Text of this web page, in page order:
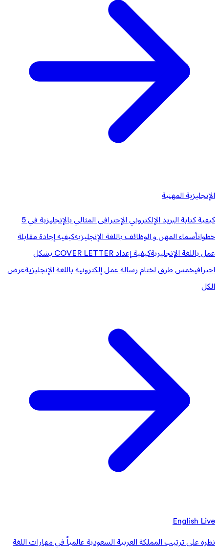
الإنجليزية المهنية
كيفية كتابة البريد الإلكتروني الإحترافى المثالي بالإنجليزية في 5
خطواتأسماء المهن و الوظائف باللغة الإنجليزيةكيفية إجادة مقابلة
عمل باللغة الإنجليزية
كيفية إعداد COVER LETTER بشكل
احترافيخمس طرق لختام رسالة عمل إلكترونية باللغة الإنجليزيةعرض
الكل
English Live
نظرة على ترتيب المملكة العربية السعودية عالمياً في مهارات اللغة